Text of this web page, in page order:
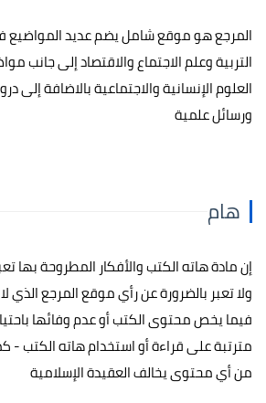
المرجع هو موقع شامل يضم عديد
التربية وعلم الاجتماع والاقتصاد إلى
العلوم الإنسانية والاجتماعية بالاضافة إلى
ورسائل علمية
هام
إن مادة هاته الكتب والأفكار المطروحة بها
ولا تعبر بالضرورة عن رأي موقع المرجع
فيما يخص محتوى الكتب أو عدم وفائها
مترتبة على قراءة أو استخدام هاته الكتب -
من أي محتوى يخالف العقيدة الإسلامية